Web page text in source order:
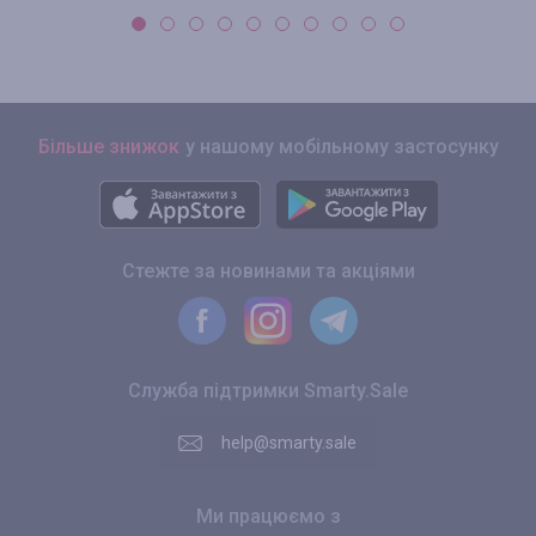
Більше знижок у нашому мобільному застосунку
Стежте за новинами та акціями
Служба підтримки Smarty.Sale
help@smarty.sale
Ми працюємо з